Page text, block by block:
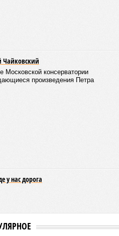
дамбы на реке
весь Северный Китай, так
и потоп просто не
пути, уничтожая деревни и
Оренбургской или
остались без крова,
спровоцированной
в рейтинге стихийных
циклон Бхола 1970 года,
себе подобных за всю
территории современной
Восточным Пакистаном, и
Шторма унесли
свою чистоту природа
страны станут со
катастроф почти все